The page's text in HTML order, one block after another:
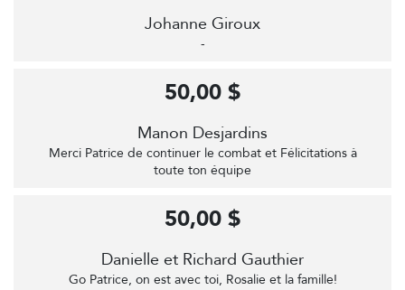
Johanne Giroux
-
Manon Desjardins
Merci Patrice de continuer le combat et Félicitations à
toute ton équipe
50,00 $
Danielle et Richard Gauthier
Go Patrice, on est avec toi, Rosalie et la famille!
50,00 $